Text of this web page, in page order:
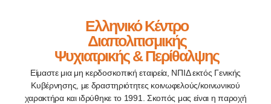
Ελληνικό Κέντρο
Διαπολιτισμικής
Ψυχιατρικής & Περίθαλψης
Είμαστε μια μη κερδοσκοπική εταιρεία, ΝΠΙΔ εκτός Γενικής
Κυβέρνησης, με δραστηριότητες κοινωφελούς/κοινωνικού
χαρακτήρα και ιδρύθηκε το 1991. Σκοπός μας είναι η παροχή